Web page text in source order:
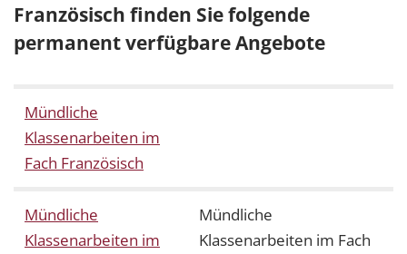
Französisch finden Sie folgende
permanent verfügbare Angebote
Mündliche
Klassenarbeiten im
Fach Französisch
Mündliche
Klassenarbeiten im
Mündliche
Klassenarbeiten im Fach